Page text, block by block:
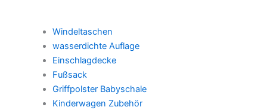
Windeltaschen
wasserdichte Auflage
Einschlagdecke
Fußsack
Griffpolster Babyschale
Kinderwagen Zubehör